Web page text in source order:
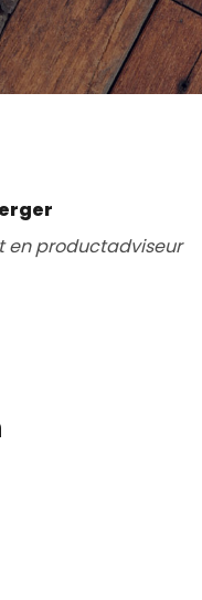
en productadviseur